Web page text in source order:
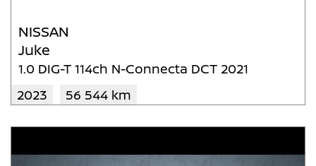
NISSAN
Juke
1.0 DIG-T 114ch N-Connecta DCT 2021
2023
56 544 km